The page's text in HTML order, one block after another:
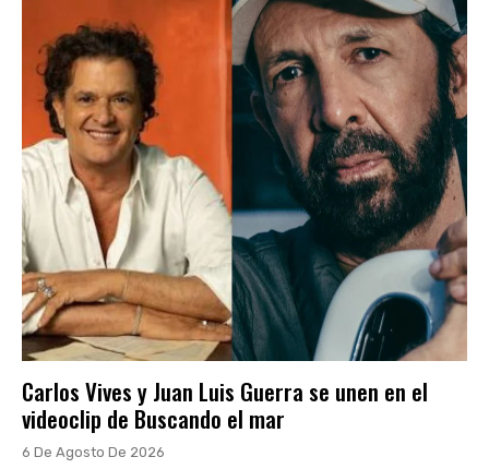
Carlos Vives y Juan Luis Guerra se unen en el
videoclip de Buscando el mar
6 De Agosto De 2026